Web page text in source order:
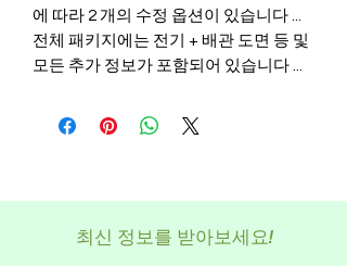
에 따라 2 개의 수정 옵션이 있습니다 ...
전체 패키지에는 전기 + 배관 도면 등 및
모든 추가 정보가 포함되어 있습니다 ...
최신 정보를 받아보세요!